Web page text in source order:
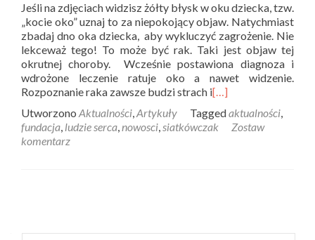
Jeśli na zdjęciach widzisz żółty błysk w oku dziecka, tzw.
„kocie oko” uznaj to za niepokojący objaw. Natychmiast
zbadaj dno oka dziecka, aby wykluczyć zagrożenie. Nie
lekceważ tego! To może być rak. Taki jest objaw tej
okrutnej choroby. Wcześnie postawiona diagnoza i
wdrożone leczenie ratuje oko a nawet widzenie.
Rozpoznanie raka zawsze budzi strach i[…]
Utworzono Aktualności,Artykuły Taggedaktualności,
fundacja, ludzie serca,nowosci,siatkówczak
Zostaw
komentarz
navigation